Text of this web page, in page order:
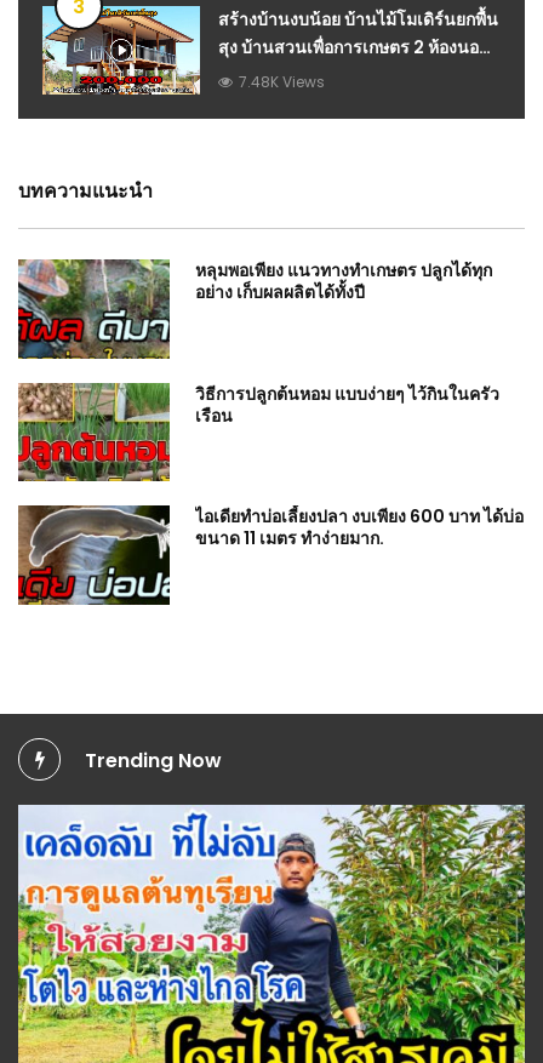
3
สร้างบ้านงบน้อย บ้านไม้โมเดิร์นยกพื้น
สุง บ้านสวนเพื่อการเกษตร 2 ห้องนอน 1
ห้องน้ำ 2 แสน รวมค่าช่าง
7.48K Views
บทความแนะนำ
หลุมพอเพียง แนวทางทำเกษตร ปลูกได้ทุก
อย่าง เก็บผลผลิตได้ทั้งปี
วิธีการปลูกต้นหอม แบบง่ายๆ ไว้กินในครัว
เรือน
ไอเดียทำบ่อเลี้ยงปลา งบเพียง 600 บาท ได้บ่อ
ขนาด 11 เมตร ทำง่ายมาก.
Trending Now